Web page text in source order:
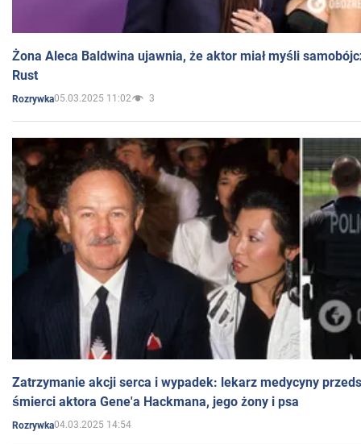
Żona Aleca Baldwina ujawnia, że aktor miał myśli
Rust
Rozrywka05.03.2025 11:02 3
Zatrzymanie akcji serca i wypadek: lekarz medycyny
śmierci aktora Gene'a Hackmana, jego żony i psa
Rozrywka04.03.2025 14:54